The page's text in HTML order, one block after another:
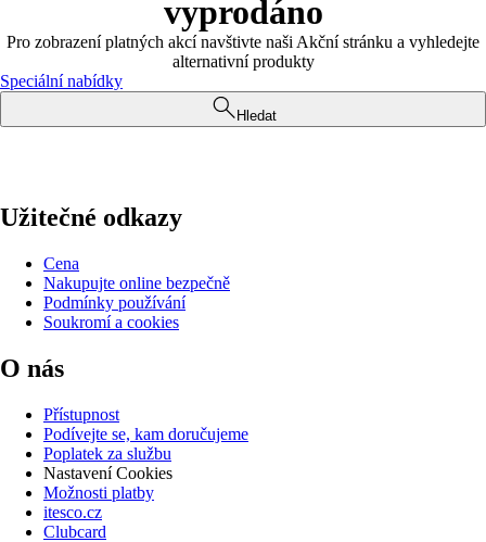
vyprodáno
Pro zobrazení platných akcí navštivte naši Akční stránku a vyhledejte
alternativní produkty
Speciální nabídky
Hledat
Užitečné odkazy
Cena
Nakupujte online bezpečně
Podmínky používání
Soukromí a cookies
O nás
Přístupnost
Podívejte se, kam doručujeme
Poplatek za službu
Nastavení Cookies
Možnosti platby
itesco.cz
Clubcard